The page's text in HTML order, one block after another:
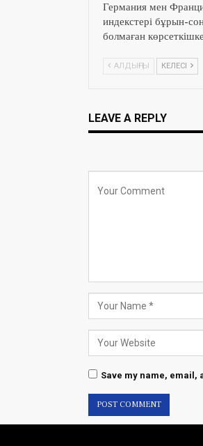
Германия мен
индекстері бұрын-
болмаған
АЛДЫҢҒЫ КЕЛЕСІ
LEAVE A REPLY
Save my name, email,